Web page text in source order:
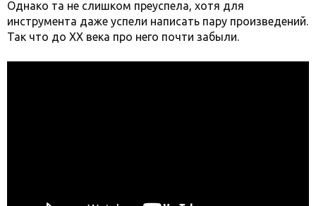
Однако та не слишком преуспела, хотя для
инструмента даже успели написать пару произведений.
Так что до XX века про него почти забыли.